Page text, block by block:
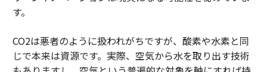
す。
CO2は悪者のように扱われがちですが、酸素や水素と同
じで本来は資源です。実際、空気から水を取り出す技術